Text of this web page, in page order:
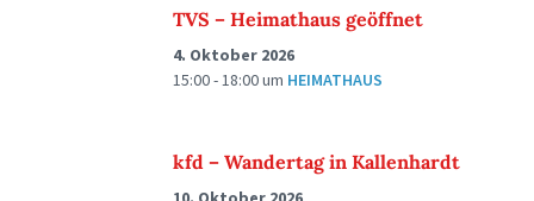
TVS – Heimathaus geöffnet
4. Oktober 2026
15:00 - 18:00um HEIMATHAUS
kfd – Wandertag in Kallenhardt